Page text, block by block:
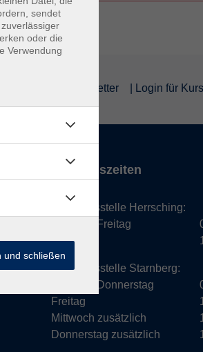
Newsletter | Login für
Öffnungszeiten
Geschäftsstelle Herrsching:
Montag - Freitag
Dienstag
Geschäftsstelle Starnberg:
Montag - Donnerstag
Freitag
Mittwoch zusätzlich
Donnerstag zusätzlich
sendet
oder die
Verwendung
und schließen